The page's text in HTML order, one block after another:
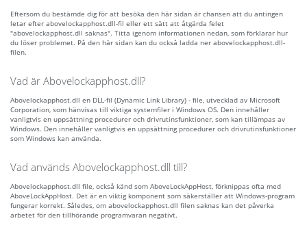
Eftersom du bestämde dig för att besöka den här sidan är chansen att du antingen
letar efter abovelockapphost.dll-fil eller ett sätt att åtgärda felet
"abovelockapphost.dll saknas". Titta igenom informationen nedan, som förklarar hur
du löser problemet. På den här sidan kan du också ladda ner abovelockapphost.dll-
filen.
Vad är Abovelockapphost.dll?
Abovelockapphost.dll en DLL-fil (Dynamic Link Library) - file, utvecklad av Microsoft
Corporation, som hänvisas till viktiga systemfiler i Windows OS. Den innehåller
vanligtvis en uppsättning procedurer och drivrutinsfunktioner, som kan tillämpas av
Windows. Den innehåller vanligtvis en uppsättning procedurer och drivrutinsfunktioner
som Windows kan använda.
Vad används Abovelockapphost.dll till?
Abovelockapphost.dll file, också känd som AboveLockAppHost, förknippas ofta med
AboveLockAppHost. Det är en viktig komponent som säkerställer att Windows-program
fungerar korrekt. Således, om abovelockapphost.dll filen saknas kan det påverka
arbetet för den tillhörande programvaran negativt.